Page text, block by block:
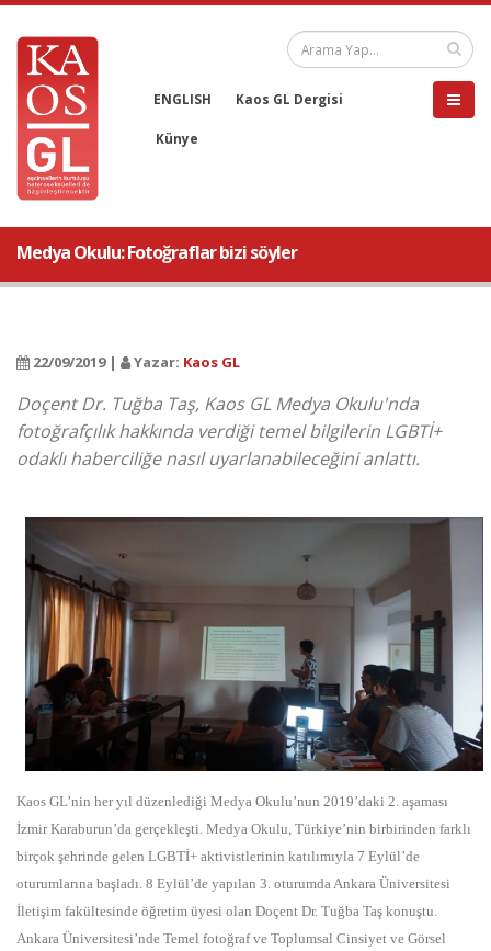
ENGLISH Kaos GL Dergisi
Künye
Medya Okulu: Fotoğraflar bizi söyler
22/09/2019 | Yazar: Kaos GL
Doçent Dr. Tuğba Taş, Kaos GL Medya Okulu'nda
fotoğrafçılık hakkında verdiği temel bilgilerin LGBTİ+
odaklı haberciliğe nasıl uyarlanabileceğini anlattı.
Kaos GL’nin her yıl düzenlediği Medya Okulu’nun 2019’daki 2. aşaması
İzmir Karaburun’da gerçekleşti. Medya Okulu, Türkiye’nin birbirinden farklı
birçok şehrinde gelen LGBTİ+ aktivistlerinin katılımıyla 7 Eylül’de
oturumlarına başladı. 8 Eylül’de yapılan 3. oturumda Ankara Üniversitesi
İletişim fakültesinde öğretim üyesi olan Doçent Dr. Tuğba Taş konuştu.
Ankara Üniversitesi’nde Temel fotoğraf ve Toplumsal Cinsiyet ve Görsel